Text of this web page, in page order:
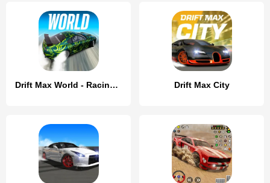
Drift Max World - Racing Game Drift Max City